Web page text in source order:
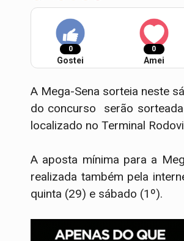
0
Gostei
0
Amei
A Mega-Sena sorteia neste
do concurso serão
localizado no Terminal
A aposta mínima para a
realizada também pela
quinta (29) e sábado (1º).